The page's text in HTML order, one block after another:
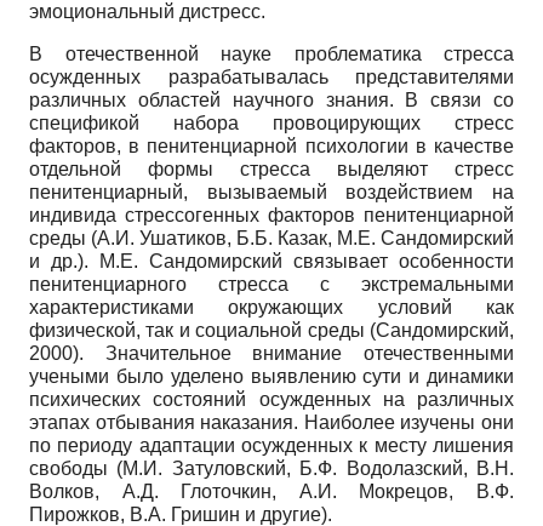
эмоциональный дистресс.
В отечественной науке проблематика стресса
осужденных разрабатывалась представителями
различных областей научного знания. В связи со
спецификой набора провоцирующих стресс
факторов, в пенитенциарной психологии в качестве
отдельной формы стресса выделяют стресс
пенитенциарный, вызываемый воздействием на
индивида стрессогенных факторов пенитенциарной
среды (А.И. Ушатиков, Б.Б. Казак, М.Е. Сандомирский
и др.). М.Е. Сандомирский связывает особенности
пенитенциарного стресса с экстремальными
характеристиками окружающих условий как
физической, так и социальной среды (Сандомирский,
2000). Значительное внимание отечественными
учеными было уделено выявлению сути и динамики
психических состояний осужденных на различных
этапах отбывания наказания. Наиболее изучены они
по периоду адаптации осужденных к месту лишения
свободы (М.И. Затуловский, Б.Ф. Водолазский, В.Н.
Волков, А.Д. Глоточкин, А.И. Мокрецов, В.Ф.
Пирожков, В.А. Гришин и другие).